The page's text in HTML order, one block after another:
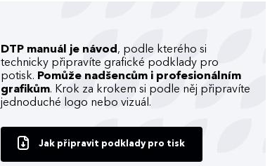
DTP manuál je návod , podle kterého si
technicky připravíte grafické podklady pro
potisk. Pomůže nadšencům i profesionálním
grafikům. Krok za krokem si podle něj připravíte
jednoduché logo nebo vizuál.
Jak připravit podklady pro tisk